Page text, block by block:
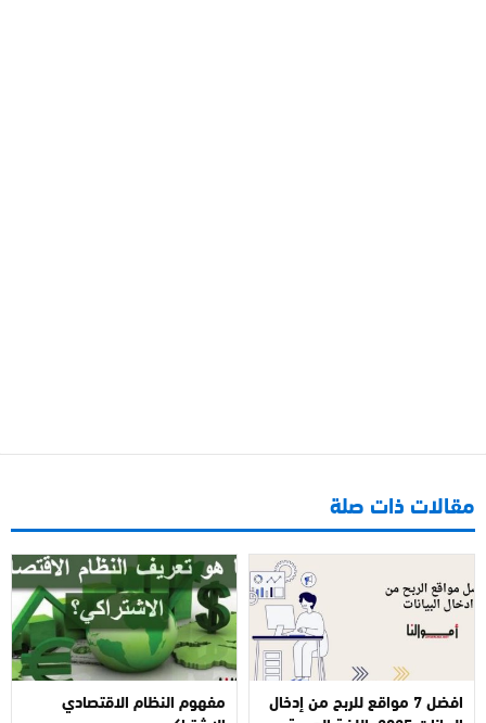
مقالات ذات صلة
افضل 7 مواقع للربح من إدخال مفهوم النظام الاقتصادي